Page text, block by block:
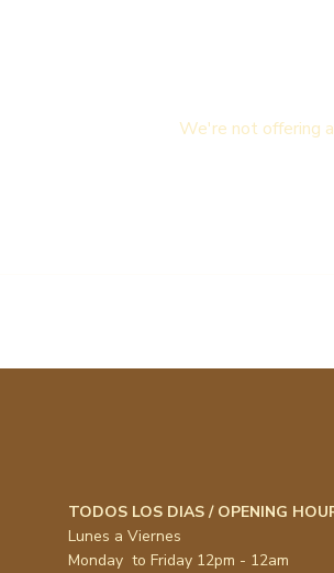
We're not offering
TODOS LOS DIAS / OPENING
Lunes a Viernes
Monday to Friday 12pm - 12am